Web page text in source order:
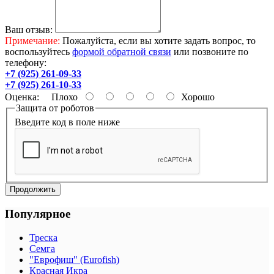
Ваш отзыв:
Примечание: Пожалуйста, если вы хотите задать вопрос, то
воспользуйтесь формой обратной связи или позвоните по
телефону:
+7 (925) 261-09-33
+7 (925) 261-10-33
Оценка: Плохо
Хорошо
Защита от роботов
Введите код в поле ниже
Продолжить
Популярное
Треска
Семга
"Еврофиш" (Eurofish)
Красная Икра